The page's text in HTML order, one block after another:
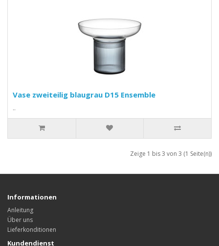
Vase zweiteilig blaugrau D15 Ensemble
..
Zeige 1 bis 3 von 3 (1 Seite(n))
Informationen
Anleitung
Über uns
Lieferkonditionen
Kundendienst